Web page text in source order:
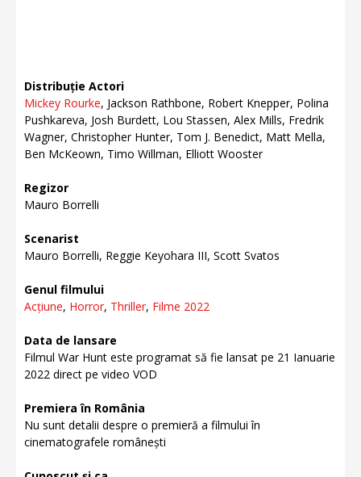
Distribuție Actori
Mickey Rourke, Jackson Rathbone, Robert Knepper, Polina
Pushkareva, Josh Burdett, Lou Stassen, Alex Mills, Fredrik
Wagner, Christopher Hunter, Tom J. Benedict, Matt Mella,
Ben McKeown, Timo Willman, Elliott Wooster
Regizor
Mauro Borrelli
Scenarist
Mauro Borrelli, Reggie Keyohara III, Scott Svatos
Genul filmului
Acțiune, Horror, Thriller, Filme 2022
Data de lansare
Filmul War Hunt este programat să fie lansat pe 21 Ianuarie
2022 direct pe video VOD
Premiera în România
Nu sunt detalii despre o premieră a filmului în
cinematografele românești